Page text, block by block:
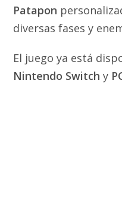
Patapon
diversas fases y
El juego ya está
Nintendo Switch y